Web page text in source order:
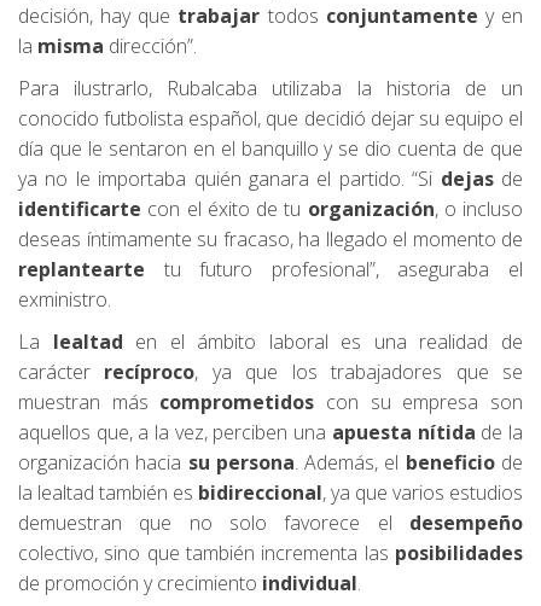
decisión, hay que trabajar todos conjuntamente y en
la misma dirección”.
Para ilustrarlo, Rubalcaba utilizaba la historia de un
conocido futbolista español, que decidió dejar su equipo el
día que le sentaron en el banquillo y se dio cuenta de que
ya no le importaba quién ganara el partido. “Si dejasde
identificarte con el éxito de tu organización, o incluso
deseas íntimamente su fracaso, ha llegado el momento de
replantearte tu futuro profesional”, aseguraba el
exministro.
La lealtad en el ámbito laboral es una realidad de
carácter recíproco, ya que los trabajadores que se
muestran más comprometidos con su empresa son
aquellos que, a la vez, perciben una apuesta nítida de la
organización hacia su persona. Además, el beneficio de
la lealtad también es bidireccional, ya que varios estudios
demuestran que no solo favorece el desempeño
colectivo, sino que también incrementa las posibilidades
de promoción y crecimiento individual.